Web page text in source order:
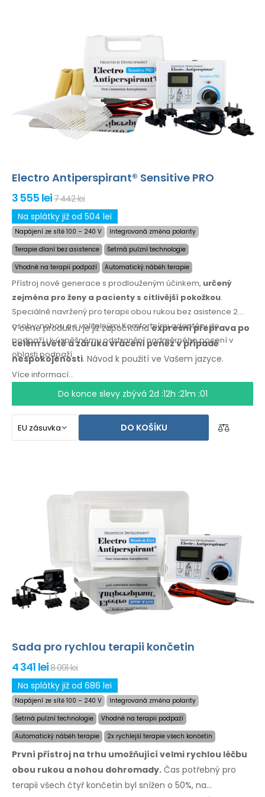
Electro Antiperspirant® Sensitive PRO
3 555 lei7 442 lei
Na splátky již od 504 lei
Napájení ze sítě 100 – 240 V
Integrovaná změna polarity
Terapie dlaní bez asistence
Šetrná pulzní technologie
Vhodné na terapii podpaží
Automatický náběh terapie
Přístroj nové generace s prodlouženým účinkem, určený
zejména pro ženy a pacienty s citlivější pokožkou.
Speciálně navržený pro terapii obou rukou bez asistence 2.
osoby, nohou a s volitelnými Komfortními adaptéry do
podpaží i k úspěšnému odstranění nadměrného pocení v
oblasti podpaží.
V ceně produktu je již započítánaexpresní přeprava po
celém světěa zárukavrácení penězv případě
nespokojenosti. Návod k použití ve Vašem jazyce.
Více informací...
Do konce slevy zbývá 2d :12h :21m :00
DO KOŠÍKU
Sada pro rychlou terapii končetin
4 341 lei8 091 lei
Na splátky již od 686 lei
Napájení ze sítě 100 – 240 V
Integrovaná změna polarity
Šetrná pulzní technologie
Vhodné na terapii podpaží
Automatický náběh terapie
2x rychlejší terapie všech končetin
První přístroj na trhu umožňující velmi rychlou léčbu
obou rukou a nohou dohromady. Čas potřebný pro
terapii všech čtyř končetin byl snížen o 50%, na